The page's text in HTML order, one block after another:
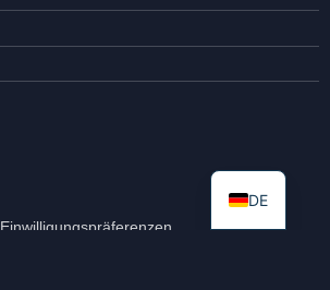
Einwilligungspräferenzen
DE